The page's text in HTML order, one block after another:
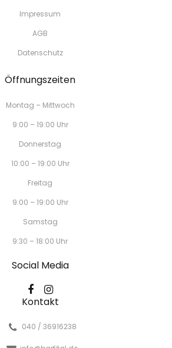
Impressum
AGB
Datenschutz
Öffnungszeiten
Montag – Mittwoch
9:00 – 19:00 Uhr
Donnerstag
10:00 – 19:00 Uhr
Freitag
9:00 – 19:00 Uhr
Samstag
9:30 – 18:00 Uhr
Social Media
Kontakt
040 / 36916238